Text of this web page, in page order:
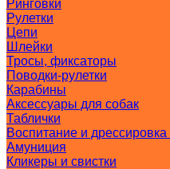
Ринговки
Рулетки
Цепи
Шлейки
Тросы, фиксаторы
Поводки-рулетки
Карабины
Аксессуары для собак
Таблички
Воспитание и дрессировка
Амуниция
Кликеры и свистки